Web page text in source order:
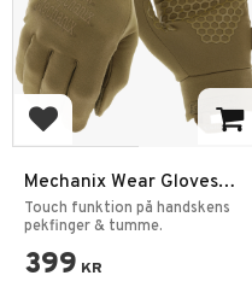
Lägg till i favoriter
Mechanix Wear Gloves
Coldwork Base Layer
Coyote
Touch funktion på handskens
pekfinger & tumme.
399 KR